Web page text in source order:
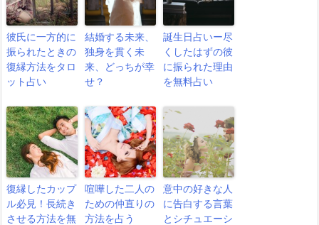
彼氏に一方的に
振られたときの
復縁方法をタロ
ット占い
結婚する未来、
独身を貫く未
来、どっちが幸
せ？
誕生日占いー尽
くしたはずの彼
に振られた理由
を無料占い
復縁したカップ
ル必見！長続き
させる方法を無
喧嘩した二人の
ための仲直りの
方法を占う
意中の好きな人
に告白する言葉
とシチュエーシ